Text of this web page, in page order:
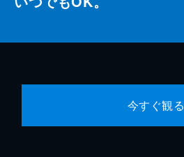
今すぐ観る